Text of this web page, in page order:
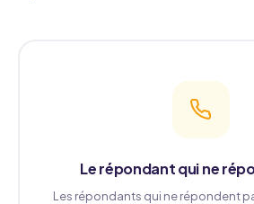
Le répondant qui ne
Les répondants qui ne répondent